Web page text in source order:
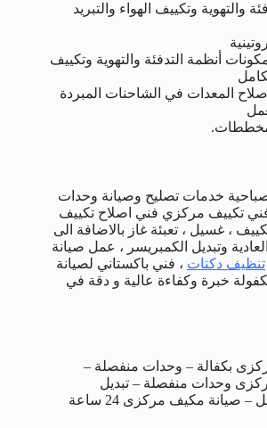
والتهوية وتكييف الهواء والتبريد
أنظمة التدفئة والتهوية وتكييف
المعدات في الشاحنات المبردة
ساعه الصباحية خدمات تصليح وصيانة وحدات
تكييف مركزي فني اصلاح تكييف
، غسيل ، تعبئة غاز بالاضافة الى
وتبديل الكمبريسر ، عمل صيانة
تنظيف دكتات ، فني باكستاني لصيانة
خبرة وكفاءة عالية و دقة في
بكفالة – وحدات منفصلة –
وحدات منفصلة – تبديل
مكيف مركزى 24 ساعة